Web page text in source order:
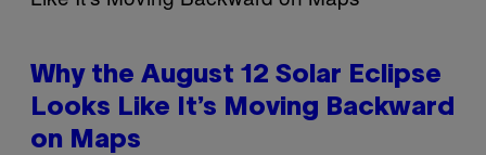
Why the August 12 Solar Eclipse
Looks Like It’s Moving Backward
on Maps